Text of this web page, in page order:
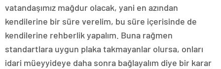
vatandaşımız mağdur olacak, yani en azından
kendilerine bir süre verelim, bu süre içerisinde de
kendilerine rehberlik yapalım. Buna rağmen
standartlara uygun plaka takmayanlar olursa, onları
idari müeyyideye daha sonra bağlayalım diye bir karar